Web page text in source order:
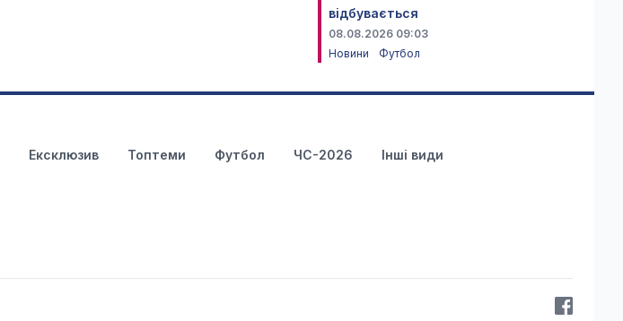
відбувається
08.08.2026 09:03
Новини
Футбол
Ексклюзив Топтеми Футбол ЧС-2026 Інші види